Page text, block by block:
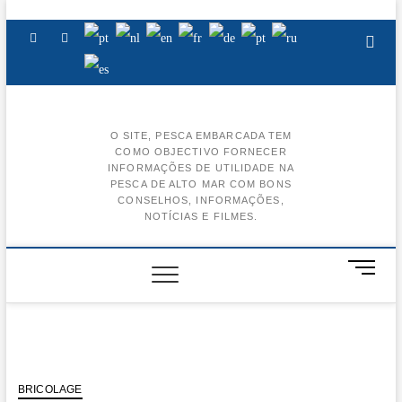
content
FacebookInstagramYoutube
O SITE, PESCA EMBARCADA TEM
COMO OBJECTIVO FORNECER
INFORMAÇÕES DE UTILIDADE NA
PESCA DE ALTO MAR COM BONS
CONSELHOS, INFORMAÇÕES,
NOTÍCIAS E FILMES.
M
n
BRICOLAGE